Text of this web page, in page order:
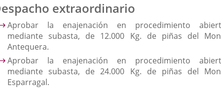
extraordinario
Aprobar la enajenación en procedimiento
mediante subasta, de 12.000 Kg. de piñas del
Antequera.
Aprobar la enajenación en procedimiento
mediante subasta, de 24.000 Kg. de piñas del
Esparragal.